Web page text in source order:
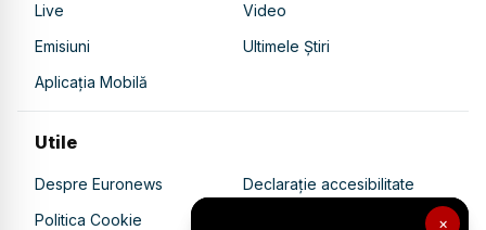
×
Live
Video
Emisiuni
Ultimele Știri
Aplicația Mobilă
Utile
Despre Euronews
Declarație accesibilitate
Politica Cookie
Politica de confidențialitate